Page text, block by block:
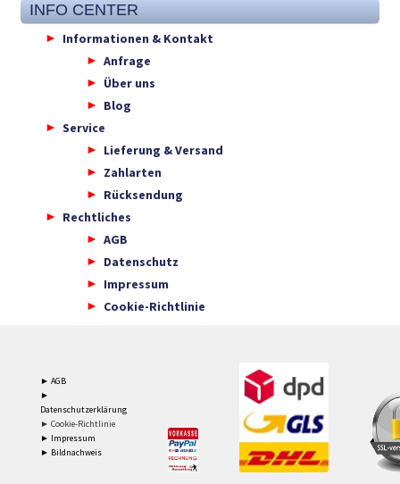
INFO CENTER
Informationen & Kontakt
Anfrage
Über uns
Blog
Service
Lieferung & Versand
Zahlarten
Rücksendung
Rechtliches
AGB
Datenschutz
Impressum
Cookie-Richtlinie
► AGB
►
Datenschutzerklärung
► Cookie-Richtlinie
► Impressum
► Bildnachweis